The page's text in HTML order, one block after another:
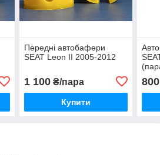
Передні автобафери
SEAT Leon II 2005-2012
1 100₴/пара
Купити
800